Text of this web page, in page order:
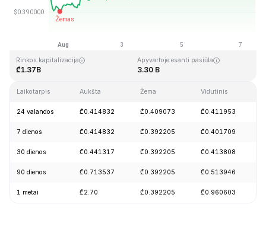
Paskutinį kartą atnaujinta: 2026-08-07, 11:59 GMT+0
Rinkos kapitalizacija
₾1.37B
Apyvartoje esanti pasiūla
3.30 B
Laikotarpis Aukšta Žema Vidutinis
24 valandos ₾0.414832 ₾0.409073 ₾0.411953
7 dienos ₾0.414832 ₾0.392205 ₾0.401709
30 dienos ₾0.441317 ₾0.392205 ₾0.413808
90 dienos ₾0.713537 ₾0.392205 ₾0.513946
1 metai ₾2.70 ₾0.392205 ₾0.960603